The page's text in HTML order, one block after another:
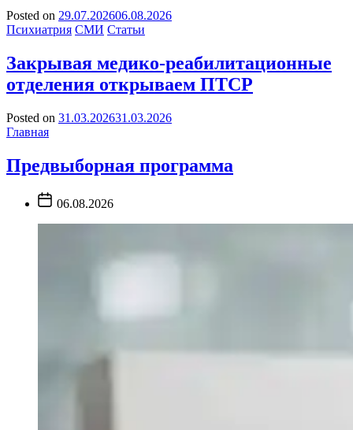
Posted on 29.07.202606.08.2026
Психиатрия СМИ Статьи
Закрывая медико-реабилитационные
отделения открываем ПТСР
Posted on 31.03.202631.03.2026
Главная
Предвыборная программа
Post
Date
06.08.2026